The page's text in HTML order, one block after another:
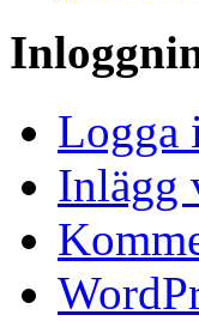
Logga
Inlägg